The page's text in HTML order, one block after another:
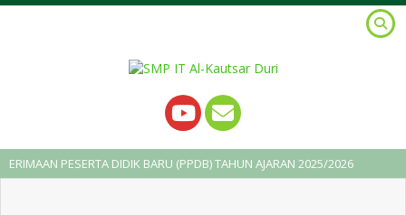
DIDIK BARU (PPDB) TAHUN AJARAN 2025/2026 2 tahun